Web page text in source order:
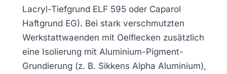
Lacryl-Tiefgrund ELF 595 oder Caparol
Haftgrund EG). Bei stark verschmutzten
Werkstattwaenden mit Oelflecken zusätzlich
eine Isolierung mit Aluminium-Pigment-
Grundierung (z. B. Sikkens Alpha Aluminium),